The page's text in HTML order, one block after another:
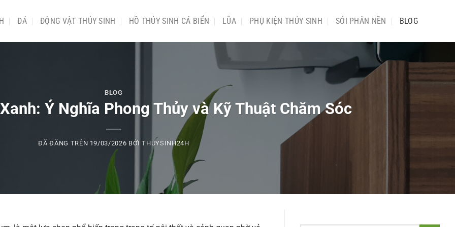
ĐÁ ĐỘNG VẬT THỦY SINH HỒ THỦY SINH CÁ BIỂN LŨA PHỤ KIỆN THỦY SINH SỎI PHÂN NỀN BLOG
BLOG
Ý Nghĩa Phong Thủy và Kỹ Thuật Chăm Sóc
ĐÃ ĐĂNG TRÊN 19/03/2026 BỞITHUYSINH24H